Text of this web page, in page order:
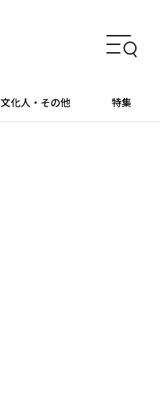
文化人・その他 特集